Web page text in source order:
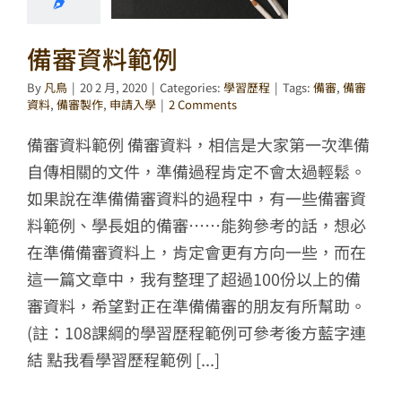
備審資料範例
By 凡鳥 | 20 2 月, 2020 | Categories: 學習歷程 | Tags: 備審, 備審
資料, 備審製作, 申請入學 | 2 Comments
備審資料範例 備審資料，相信是大家第一次準備
自傳相關的文件，準備過程肯定不會太過輕鬆。
如果說在準備備審資料的過程中，有一些備審資
料範例、學長姐的備審……能夠參考的話，想必
在準備備審資料上，肯定會更有方向一些，而在
這一篇文章中，我有整理了超過100份以上的備
審資料，希望對正在準備備審的朋友有所幫助。
(註：108課綱的學習歷程範例可參考後方藍字連
結 點我看學習歷程範例 [...]